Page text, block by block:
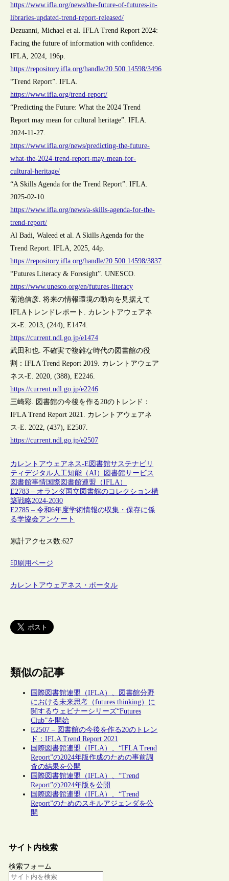
https://www.ifla.org/news/the-future-of-futures-in-
libraries-updated-trend-report-released/
Dezuanni, Michael et al. IFLA Trend Report 2024:
Facing the future of information with confidence.
IFLA, 2024, 196p.
https://repository.ifla.org/handle/20.500.14598/3496
“Trend Report”. IFLA.
https://www.ifla.org/trend-report/
“Predicting the Future: What the 2024 Trend
Report may mean for cultural heritage”. IFLA.
2024-11-27.
https://www.ifla.org/news/predicting-the-future-
what-the-2024-trend-report-may-mean-for-
cultural-heritage/
“A Skills Agenda for the Trend Report”. IFLA.
2025-02-10.
https://www.ifla.org/news/a-skills-agenda-for-the-
trend-report/
Al Badi, Waleed et al. A Skills Agenda for the
Trend Report. IFLA, 2025, 44p.
https://repository.ifla.org/handle/20.500.14598/3837
“Futures Literacy & Foresight”. UNESCO.
https://www.unesco.org/en/futures-literacy
菊池信彦. 将来の情報環境の動向を見据えて
IFLAトレンドレポート. カレントアウェアネ
ス-E. 2013, (244), E1474.
https://current.ndl.go.jp/e1474
武田和也. 不確実で複雑な時代の図書館の役
割：IFLA Trend Report 2019. カレントアウェア
ネス-E. 2020, (388), E2246.
https://current.ndl.go.jp/e2246
三崎彩. 図書館の今後を作る20のトレンド：
IFLA Trend Report 2021. カレントアウェアネ
ス-E. 2022, (437), E2507.
https://current.ndl.go.jp/e2507
カレントアウェアネス-E 図書館サステナビリ
ティデジタル 人工知能（AI）
図書館サービス
図書館事情 国際図書館連盟（IFLA）
E2783 – オランダ国立図書館のコレクション構
築戦略2024-2030
E2785 – 令和6年度学術情報の収集・保存に係
る学協会アンケート
累計アクセス数:627
印刷用ページ
カレントアウェアネス・ポータル
類似の記事
国際図書館連盟（IFLA）、図書館分野
における未来思考（futures thinking）に
関するウェビナーシリーズ“Futures
Club”を開始
E2507 – 図書館の今後を作る20のトレン
ド：IFLA Trend Report 2021
国際図書館連盟（IFLA）、“IFLA Trend
Report”の2024年版作成のための事前調
査の結果を公開
国際図書館連盟（IFLA）、“Trend
Report”の2024年版を公開
国際図書館連盟（IFLA）、“Trend
Report”のためのスキルアジェンダを公
開
サイト内検索
検索フォーム